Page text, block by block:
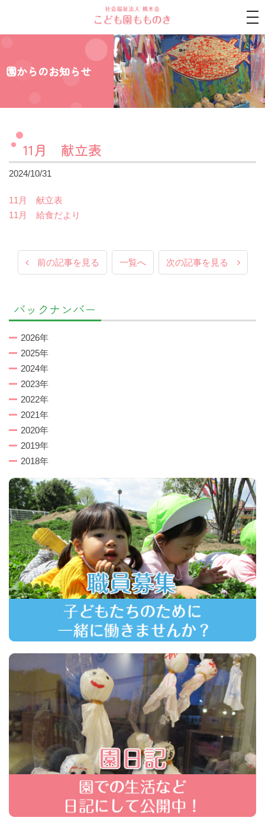
園からのお知らせ
11月 献立表
2024/10/31
11月 献立表
11月 給食だより
前の記事を見る 一覧へ 次の記事を見る
バックナンバー
2026年
2025年
2024年
2023年
2022年
2021年
2020年
2019年
2018年